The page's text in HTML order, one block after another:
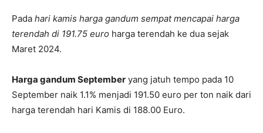
Pada hari kamis harga gandum sempat mencapai harga
terendah di 191.75 euro harga terendah ke dua sejak
Maret 2024.
Harga gandum September yang jatuh tempo pada 10
September naik 1.1% menjadi 191.50 euro per ton naik dari
harga terendah hari Kamis di 188.00 Euro.